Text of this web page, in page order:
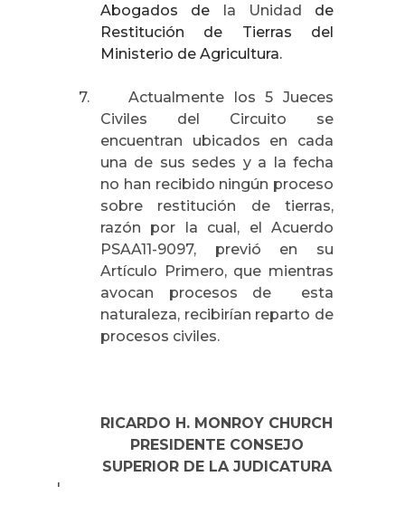
Abogados de la Unidad de
Restitución de Tierras del
Ministerio de Agricultura.
7.
Actualmente los 5 Jueces
Civiles del Circuito se
encuentran ubicados en cada
una de sus sedes y a la fecha
no han recibido ningún proceso
sobre restitución de tierras,
razón por la cual, el Acuerdo
PSAA11-9097, previó en su
Artículo Primero, que mientras
avocan procesos de
esta
naturaleza, recibirían reparto de
procesos civiles.
RICARDO H. MONROY CHURCH
PRESIDENTE CONSEJO
SUPERIOR DE LA JUDICATURA
'